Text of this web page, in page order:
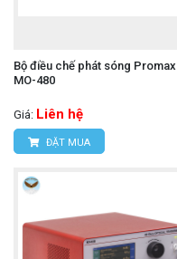
Bộ điều chế phát sóng Promax
MO-480
Giá: Liên hệ
ĐẶT MUA